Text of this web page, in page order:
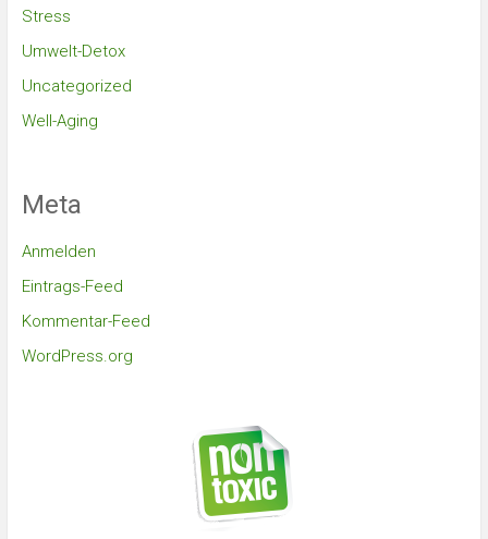
Stress
Umwelt-Detox
Uncategorized
Well-Aging
Meta
Anmelden
Eintrags-Feed
Kommentar-Feed
WordPress.org